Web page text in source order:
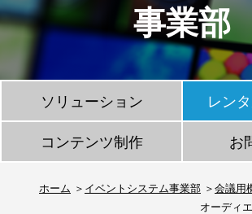
事業部
ソリューション レン
コンテンツ制作 お
ホーム イベントシステム事業部 会議用
オーディ